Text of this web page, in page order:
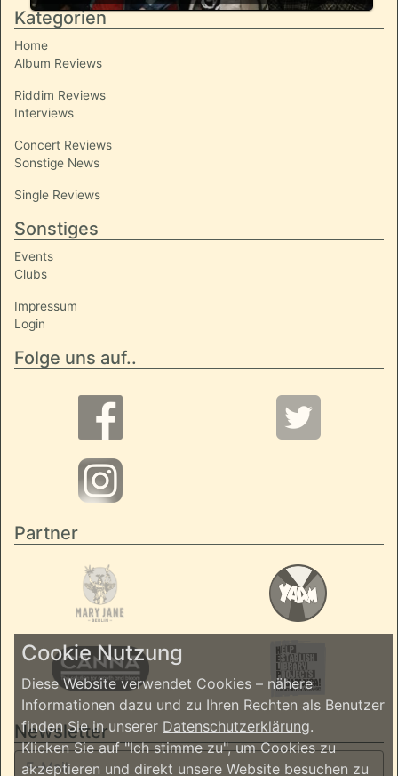
Kategorien
Home
Album Reviews
Riddim Reviews
Interviews
Concert Reviews
Sonstige News
Single Reviews
Sonstiges
Events
Clubs
Impressum
Login
Folge uns auf..
Partner
Newsletter
Cookie Nutzung
Diese Website verwendet Cookies – nähere
Informationen dazu und zu Ihren Rechten als Benutzer
finden Sie in unserer Datenschutzerklärung.
Klicken Sie auf "Ich stimme zu", um Cookies zu
akzeptieren und direkt unsere Website besuchen zu